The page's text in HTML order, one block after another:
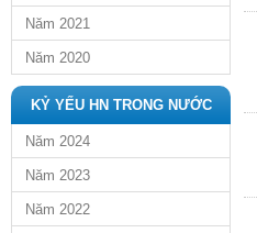
Năm 2021
Năm 2020
KỶ YẾU HN TRONG NƯỚC
Năm 2024
Năm 2023
Năm 2022